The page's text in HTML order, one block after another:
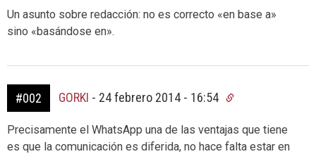
Un asunto sobre redacción: no es correcto «en base a»
sino «basándose en».
#002 GORKI - 24 febrero 2014 - 16:54
Precisamente el WhatsApp una de las ventajas que tiene
es que la comunicación es diferida, no hace falta estar en